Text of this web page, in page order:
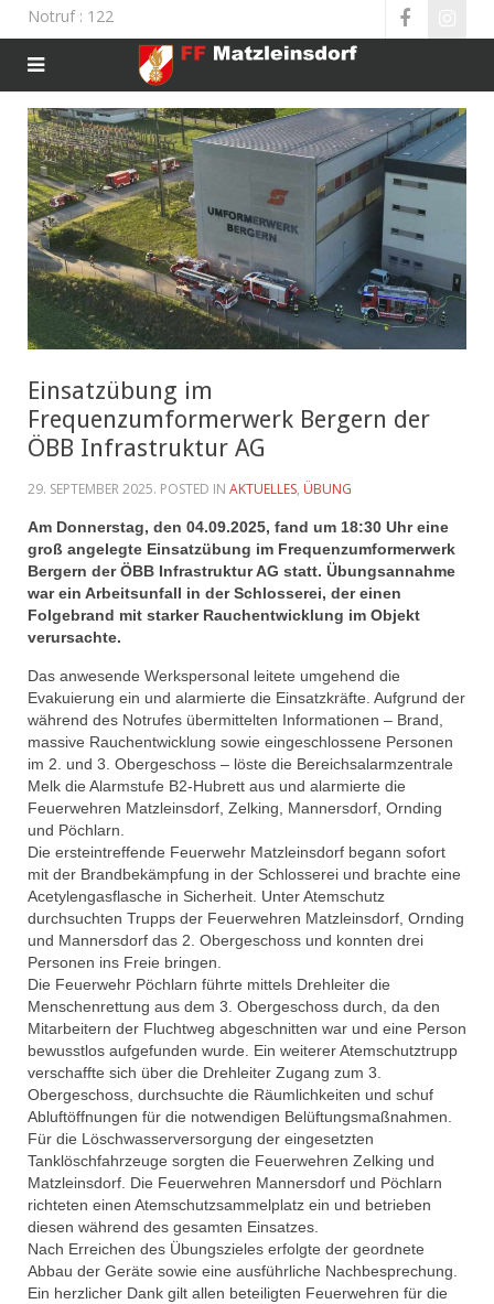
Notruf: 122
Einsatzübung im
Frequenzumformerwerk Bergern der
ÖBB Infrastruktur AG
29. SEPTEMBER 2025. POSTED IN AKTUELLES, ÜBUNG
Am Donnerstag, den 04.09.2025, fand um 18:30 Uhr eine
groß angelegte Einsatzübung im Frequenzumformerwerk
Bergern der ÖBB Infrastruktur AG statt. Übungsannahme
war ein Arbeitsunfall in der Schlosserei, der einen
Folgebrand mit starker Rauchentwicklung im Objekt
verursachte.
Das anwesende Werkspersonal leitete umgehend die
Evakuierung ein und alarmierte die Einsatzkräfte. Aufgrund der
während des Notrufes übermittelten Informationen – Brand,
massive Rauchentwicklung sowie eingeschlossene Personen
im 2. und 3. Obergeschoss – löste die Bereichsalarmzentrale
Melk die Alarmstufe B2-Hubrett aus und alarmierte die
Feuerwehren Matzleinsdorf, Zelking, Mannersdorf, Ornding
und Pöchlarn.
Die ersteintreffende Feuerwehr Matzleinsdorf begann sofort
mit der Brandbekämpfung in der Schlosserei und brachte eine
Acetylengasflasche in Sicherheit. Unter Atemschutz
durchsuchten Trupps der Feuerwehren Matzleinsdorf, Ornding
und Mannersdorf das 2. Obergeschoss und konnten drei
Personen ins Freie bringen.
Die Feuerwehr Pöchlarn führte mittels Drehleiter die
Menschenrettung aus dem 3. Obergeschoss durch, da den
Mitarbeitern der Fluchtweg abgeschnitten war und eine Person
bewusstlos aufgefunden wurde. Ein weiterer Atemschutztrupp
verschaffte sich über die Drehleiter Zugang zum 3.
Obergeschoss, durchsuchte die Räumlichkeiten und schuf
Abluftöffnungen für die notwendigen Belüftungsmaßnahmen.
Für die Löschwasserversorgung der eingesetzten
Tanklöschfahrzeuge sorgten die Feuerwehren Zelking und
Matzleinsdorf. Die Feuerwehren Mannersdorf und Pöchlarn
richteten einen Atemschutzsammelplatz ein und betrieben
diesen während des gesamten Einsatzes.
Nach Erreichen des Übungszieles erfolgte der geordnete
Abbau der Geräte sowie eine ausführliche Nachbesprechung.
Ein herzlicher Dank gilt allen beteiligten Feuerwehren für die